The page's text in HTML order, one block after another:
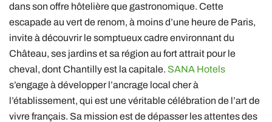
dans son offre hôtelière que gastronomique. Cette
escapade au vert de renom, à moins d’une heure de Paris,
invite à découvrir le somptueux cadre environnant du
Château, ses jardins et sa région au fort attrait pour le
cheval, dont Chantilly est la capitale. SANA Hotels
s’engage à développer l’ancrage local cher à
l’établissement, qui est une véritable célébration de l’art de
vivre français. Sa mission est de dépasser les attentes des